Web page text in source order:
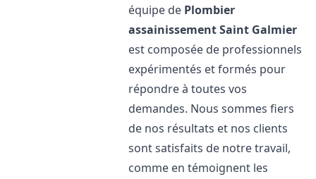
équipe de Plombier
assainissementSaint Galmier
est composée de professionnels
expérimentés et formés pour
répondre à toutes vos
demandes. Nous sommes fiers
de nos résultats et nos clients
sont satisfaits de notre travail,
comme en témoignent les